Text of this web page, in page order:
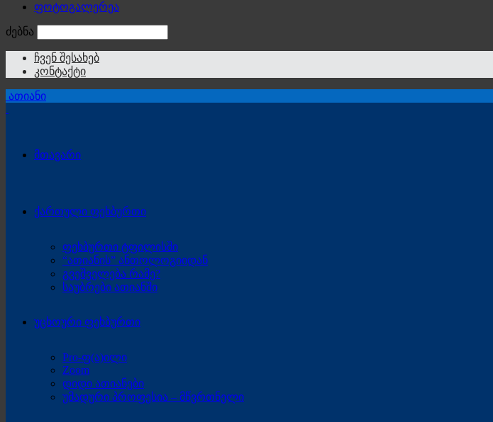
ფოტოგალერეა
ძებნა
ჩვენ შესახებ
კონტაქტი
ათიანი
მთავარი
ქართული ფეხბურთი
ფეხბურთი ტფილისში
“ათიანის” ანთოლოგიიდან
გვეშველება რამე?
საუბრები ათიანში
უცხოური ფეხბურთი
Pro-ფ(ა)ილი
Zoom
დიდი ათიანები
უმადური პროფესია – მწვრთნელი